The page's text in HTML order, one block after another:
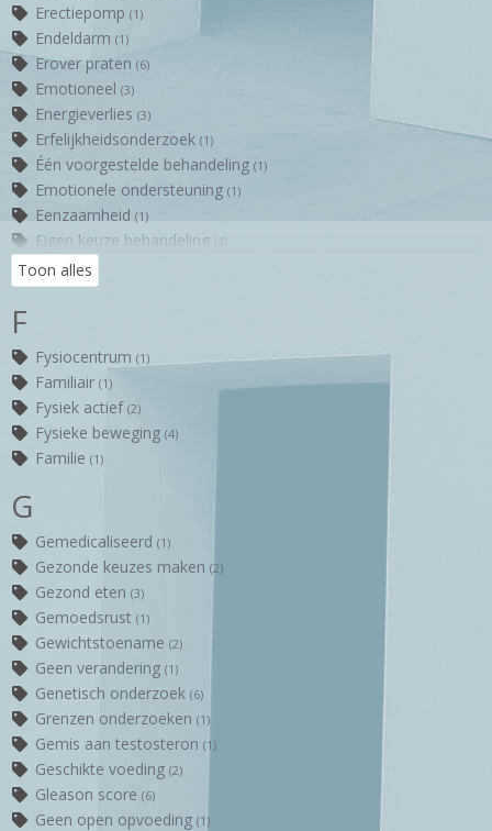
Erectiepomp(1)
Endeldarm(1)
Erover praten(6)
Emotioneel(3)
Energieverlies(3)
Erfelijkheidsonderzoek(1)
Één voorgestelde behandeling(1)
Emotionele ondersteuning(1)
Eenzaamheid(1)
Eigen keuze behandeling (4)
Eigen keuzes maken
Echo(1)
Eetlust(1)
Toon alles
F
Fysiocentrum(1)
Familiair(1)
Fysiek actief(2)
Fysieke beweging(4)
Familie(1)
G
Gemedicaliseerd(1)
Gezonde keuzes maken(2)
Gezond eten(3)
Gemoedsrust(1)
Gewichtstoename(2)
Geen verandering(1)
Genetisch onderzoek(6)
Grenzen onderzoeken(1)
Gemis aan testosteron(1)
Geschikte voeding(2)
Gleason score(6)
Geen open opvoeding(1)